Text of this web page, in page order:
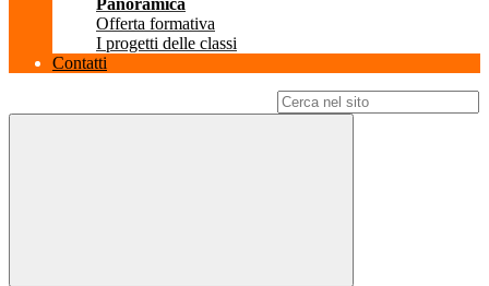
Panoramica
Offerta formativa
I progetti delle classi
Contatti